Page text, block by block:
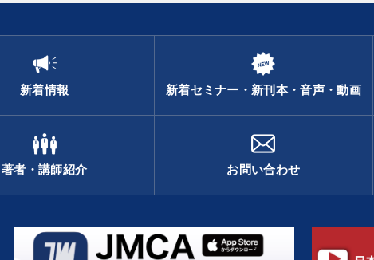
新着情報 新着セミナー・新刊本・音声・動画
著者・講師紹介 お問い合わせ